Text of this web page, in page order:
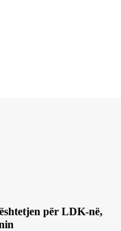
për LDK-në,